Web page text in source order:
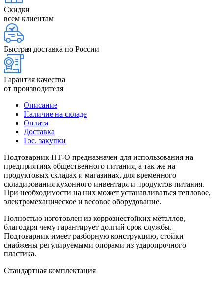
Скидки
всем клиентам
Быстрая доставка по России
Гарантия качества
от производителя
Описание
Наличие на складе
Оплата
Доставка
Гос. закупки
Подтоварник ПТ-О предназначен для использования на
предприятиях общественного питания, а так же на
продуктовых складах и магазинах, для временного
складирования кухонного инвентаря и продуктов питания.
При необходимости на них может устанавливаться тепловое,
электромеханическое и весовое оборудование.
Полностью изготовлен из коррозиестойких металлов,
благодаря чему гарантирует долгий срок службы.
Подтоварник имеет разборную конструкцию, стойки
снабжены регулируемыми опорами из ударопрочного
пластика.
Стандартная комплектация